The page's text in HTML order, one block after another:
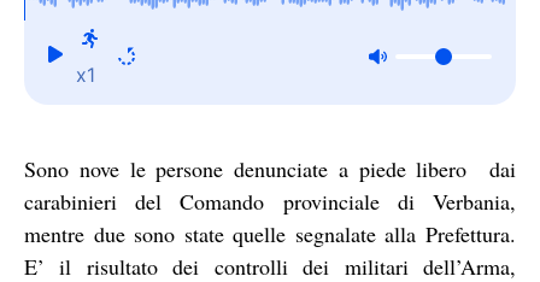
x1
Sono nove le persone denunciate a piede libero dai
carabinieri del Comando provinciale di Verbania,
mentre due sono state quelle segnalate alla Prefettura.
E’ il risultato dei controlli dei militari dell’Arma,